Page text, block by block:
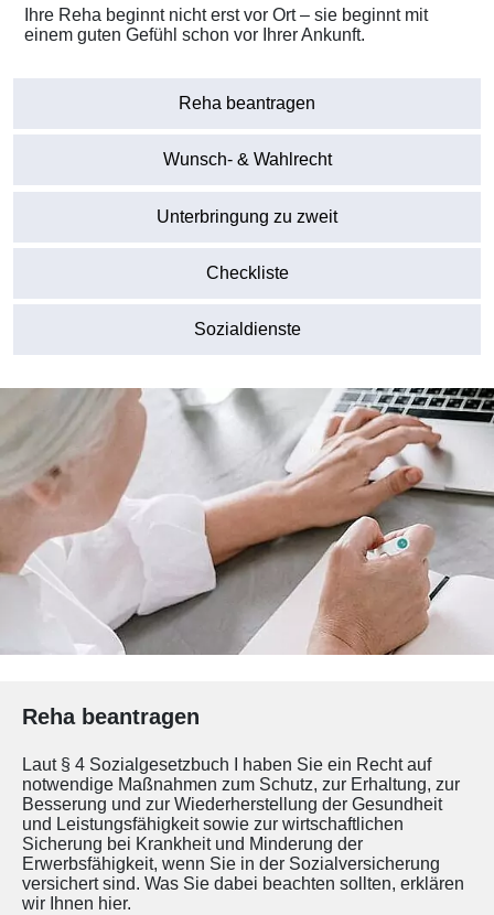
Ihre Reha beginnt nicht erst vor Ort – sie beginnt mit
einem guten Gefühl schon vor Ihrer Ankunft.
Reha beantragen
Wunsch- & Wahlrecht
Unterbringung zu zweit
Checkliste
Sozialdienste
Reha beantragen
Laut § 4 Sozialgesetzbuch I haben Sie ein Recht auf
notwendige Maßnahmen zum Schutz, zur Erhaltung, zur
Besserung und zur Wiederherstellung der Gesundheit
und Leistungsfähigkeit sowie zur wirtschaftlichen
Sicherung bei Krankheit und Minderung der
Erwerbsfähigkeit, wenn Sie in der Sozialversicherung
versichert sind. Was Sie dabei beachten sollten, erklären
wir Ihnen hier.